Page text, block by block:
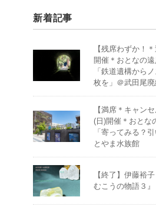
新着記事
【残席わずか！
開催＊おとなの
「鉄道遺構から
枚を」＠武田尾
【満席＊キャン
(日)開催＊おとな
「寄ってみる？
とやま水族館
【終了】伊藤裕
むこうの物語３』